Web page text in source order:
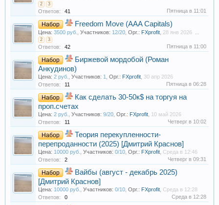
2
3
Ответов: 41 Пятница в 11:01
Набор Freedom Move (AAA Capitals)
Цена: 3500 руб. Участников: 12/20 Орг.: FXprofit 28 янв 2026
2
3
Ответов: 42 Пятница в 11:00
Набор
Биржевой мордобой (Роман
Анкудинов)
Цена: 2 руб. Участников: 1 Орг.: FXprofit 30 апр 2026
Ответов:
11 Пятница в 06:28
Набор
Как сделать 30-50к$ на торгуя на
проп.счетах
Цена: 2 руб. Участников: 9/20 Орг.: FXprofit 10 май 2026
Ответов:
11 Четверг в 10:02
Набор
Теория перекупленности-
перепроданности (2025) [Дмитрий Краснов]
Цена: 10000 руб. Участников: 0/10 Орг.: FXprofit Среда в 12:46
Ответов:
2 Четверг в 09:31
Набор
Вайбы (август - декабрь 2025)
[Дмитрий Краснов]
Цена: 10000 руб. Участников: 0/10 Орг.: FXprofit Среда в 12:28
Ответов:
0 Среда в 12:28